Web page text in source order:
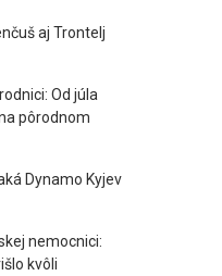
aj Trontelj
Od júla
pôrodnom
Dynamo Kyjev
nemocnici:
kvôli